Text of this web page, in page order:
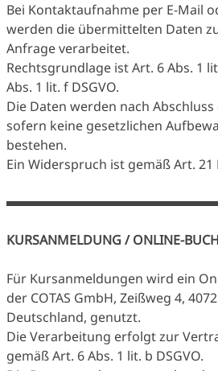
Bei Kontaktaufnahme per E-Mail
werden die übermittelten Daten
Anfrage verarbeitet.
Rechtsgrundlage ist Art. 6 Abs. 1
Abs. 1 lit. f DSGVO.
Die Daten werden nach
sofern keine gesetzlichen
bestehen.
Ein Widerspruch ist gemäß Art. 21
KURSANMELDUNG / ONLINE-
Für Kursanmeldungen wird ein
der COTAS GmbH, Zeißweg 4,
Deutschland, genutzt.
Die Verarbeitung erfolgt zur
gemäß Art. 6 Abs. 1 lit. b DSGVO.